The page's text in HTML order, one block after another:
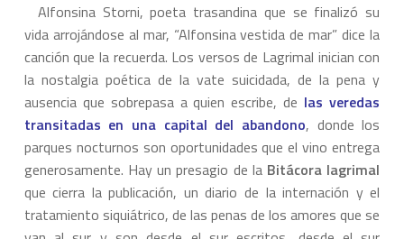
Alfonsina Storni, poeta trasandina que se finalizó su
vida arrojándose al mar, “Alfonsina vestida de mar” dice la
canción que la recuerda. Los versos de Lagrimal inician con
la nostalgia poética de la vate suicidada, de la pena y
ausencia que sobrepasa a quien escribe, de las veredas
transitadas en una capital del abandono, donde los
parques nocturnos son oportunidades que el vino entrega
generosamente. Hay un presagio de la Bitácora lagrimal
que cierra la publicación, un diario de la internación y el
tratamiento siquiátrico, de las penas de los amores que se